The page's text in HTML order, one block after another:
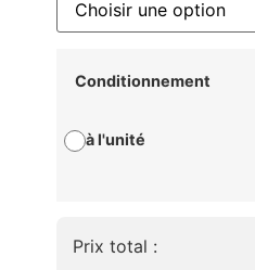
Conditionnement
à l'unité
Prix total :